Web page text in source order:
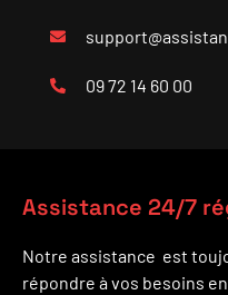
09 72 14 60 00
Assistance 24/7
Notre assistance est
répondre à vos besoins